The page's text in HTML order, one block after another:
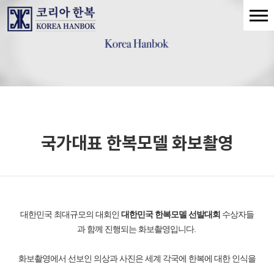
국가대표 한복모델 화보촬영
대한민국 최대규모의 대회인 대한민국 한복모델 선발대회 수상자들
과 함께 진행되는 화보촬영입니다.
화보촬영에서 선보인 의상과 사진은 세계 각국에 한복에 대한 인식을